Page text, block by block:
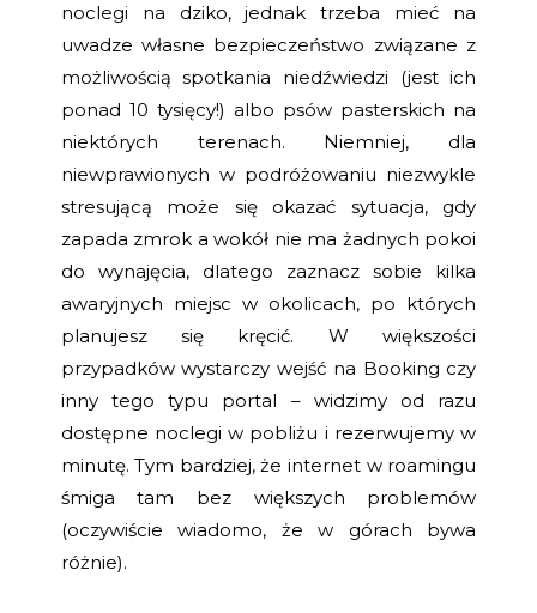
noclegi na dziko, jednak trzeba mieć na
uwadze własne bezpieczeństwo związane z
możliwością spotkania niedźwiedzi (jest ich
ponad 10 tysięcy!) albo psów pasterskich na
niektórych terenach. Niemniej, dla
niewprawionych w podróżowaniu niezwykle
stresującą może się okazać sytuacja, gdy
zapada zmrok a wokół nie ma żadnych pokoi
do wynajęcia, dlatego zaznacz sobie kilka
awaryjnych miejsc w okolicach, po których
planujesz się kręcić. W większości
przypadków wystarczy wejść na Booking czy
inny tego typu portal – widzimy od razu
dostępne noclegi w pobliżu i rezerwujemy w
minutę. Tym bardziej, że internet w roamingu
śmiga tam bez większych problemów
(oczywiście wiadomo, że w górach bywa
różnie).